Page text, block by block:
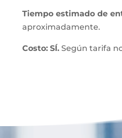
Tiempo estimado de
aproximadamente.
Costo: SÍ.Según tarifa